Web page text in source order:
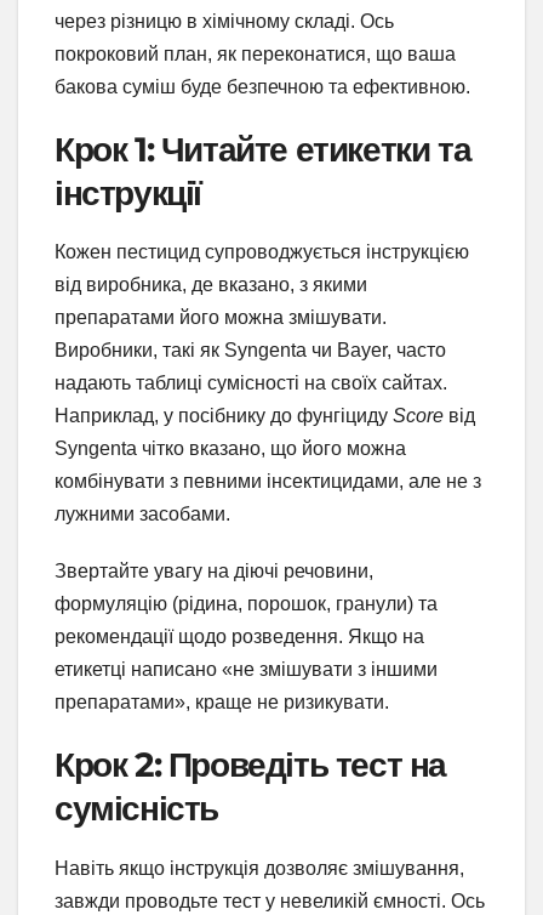
через різницю в хімічному складі. Ось
покроковий план, як переконатися, що ваша
бакова суміш буде безпечною та ефективною.
Крок 1: Читайте етикетки та
інструкції
Кожен пестицид супроводжується інструкцією
від виробника, де вказано, з якими
препаратами його можна змішувати.
Виробники, такі як Syngenta чи Bayer, часто
надають таблиці сумісності на своїх сайтах.
Наприклад, у посібнику до фунгіциду Score від
Syngenta чітко вказано, що його можна
комбінувати з певними інсектицидами, але не з
лужними засобами.
Звертайте увагу на діючі речовини,
формуляцію (рідина, порошок, гранули) та
рекомендації щодо розведення. Якщо на
етикетці написано «не змішувати з іншими
препаратами», краще не ризикувати.
Крок 2: Проведіть тест на
сумісність
Навіть якщо інструкція дозволяє змішування,
завжди проводьте тест у невеликій ємності. Ось